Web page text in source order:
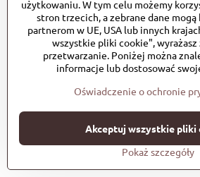
użytkowaniu. W tym celu możemy
stron trzecich, a zebrane dane mogą
partnerom w UE, USA lub innych
wszystkie pliki cookie", wyrażasz
przetwarzanie. Poniżej można
informacje lub dostosować
Oświadczenie o ochronie
Pokaż szczegóły
Akceptuj wszystkie pliki